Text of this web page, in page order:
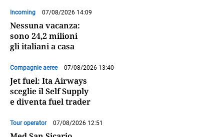
Incoming 07/08/2026 14:09
Nessuna vacanza:
sono 24,2 milioni
gli italiani a casa
Compagnie aeree 07/08/2026 13:40
Jet fuel: Ita Airways
sceglie il Self Supply
e diventa fuel trader
Tour operator 07/08/2026 12:51